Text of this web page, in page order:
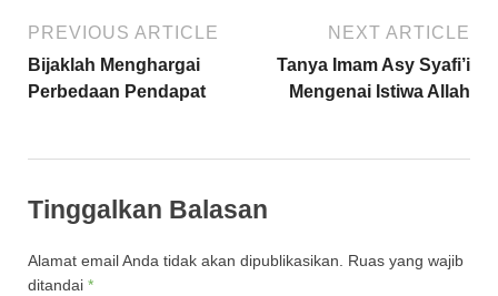
PREVIOUS ARTICLE
Bijaklah Menghargai
Perbedaan Pendapat
NEXT ARTICLE
Tanya Imam Asy Syafi’i
Mengenai Istiwa Allah
Tinggalkan Balasan
Alamat email Anda tidak akan dipublikasikan. Ruas yang wajib
ditandai *